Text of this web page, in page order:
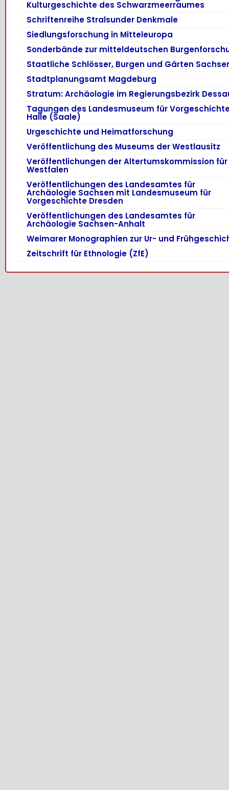
Kulturgeschichte des Schwarzmeerraumes
Schriftenreihe Stralsunder Denkmale
Siedlungsforschung in Mitteleuropa
Sonderbände zur mitteldeutschen
Staatliche Schlösser, Burgen und Gärten
Stadtplanungsamt Magdeburg
Stratum: Archäologie im Regierungsbezirk
Tagungen des Landesmuseum für
Halle (Saale)
Urgeschichte und Heimatforschung
Veröffentlichung des Museums der Westlausitz
Veröffentlichungen der Altertumskommission für
Westfalen
Veröffentlichungen des Landesamtes für
Archäologie Sachsen mit Landesmuseum für
Vorgeschichte Dresden
Veröffentlichungen des Landesamtes für
Archäologie Sachsen-Anhalt
Weimarer Monographien zur Ur- und
Zeitschrift für Ethnologie (ZfE)